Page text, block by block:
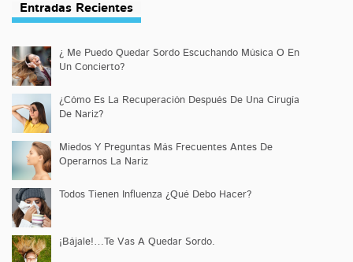
Entradas Recientes
¿ Me Puedo Quedar Sordo Escuchando Música O En
Un Concierto?
¿Cómo Es La Recuperación Después De Una Cirugía
De Nariz?
Miedos Y Preguntas Más Frecuentes Antes De
Operarnos La Nariz
Todos Tienen Influenza ¿Qué Debo Hacer?
¡Bájale!…Te Vas A Quedar Sordo.